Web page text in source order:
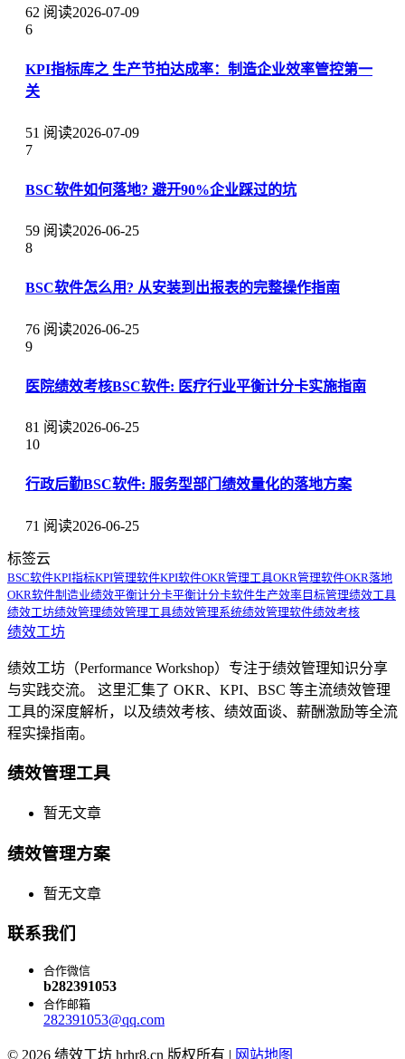
62 阅读2026-07-09
6
KPI指标库之 生产节拍达成率：制造企业效率管控第一
关
51 阅读2026-07-09
7
BSC软件如何落地? 避开90%企业踩过的坑
59 阅读2026-06-25
8
BSC软件怎么用? 从安装到出报表的完整操作指南
76 阅读2026-06-25
9
医院绩效考核BSC软件: 医疗行业平衡计分卡实施指南
81 阅读2026-06-25
10
行政后勤BSC软件: 服务型部门绩效量化的落地方案
71 阅读2026-06-25
标签云
BSC软件KPI指标KPI管理软件KPI软件OKR管理工具OKR管理软件OKR落地
OKR软件制造业绩效平衡计分卡平衡计分卡软件生产效率 目标管理绩效工具
绩效工坊绩效管理绩效管理工具绩效管理系统绩效管理软件绩效考核
绩效工坊
绩效工坊（Performance Workshop）专注于绩效管理知识分享
与实践交流。 这里汇集了 OKR、KPI、BSC 等主流绩效管理
工具的深度解析，以及绩效考核、绩效面谈、薪酬激励等全流
程实操指南。
绩效管理工具
暂无文章
绩效管理方案
暂无文章
联系我们
合作微信
b282391053
合作邮箱
282391053@qq.com
© 2026 绩效工坊 hrhr8.cn 版权所有 | 网站地图